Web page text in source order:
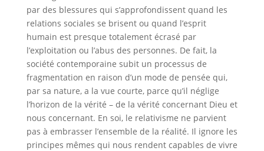
par des blessures qui s’approfondissent quand les
relations sociales se brisent ou quand l’esprit
humain est presque totalement écrasé par
l’exploitation ou l’abus des personnes. De fait, la
société contemporaine subit un processus de
fragmentation en raison d’un mode de pensée qui,
par sa nature, a la vue courte, parce qu’il néglige
l’horizon de la vérité – de la vérité concernant Dieu et
nous concernant. En soi, le relativisme ne parvient
pas à embrasser l’ensemble de la réalité. Il ignore les
principes mêmes qui nous rendent capables de vivre